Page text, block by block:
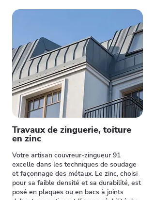
Travaux de zinguerie, toiture
en zinc
Votre artisan couvreur-zingueur 91
excelle dans les techniques de soudage
et façonnage des métaux. Le zinc, choisi
pour sa faible densité et sa durabilité, est
posé en plaques ou en bacs à joints